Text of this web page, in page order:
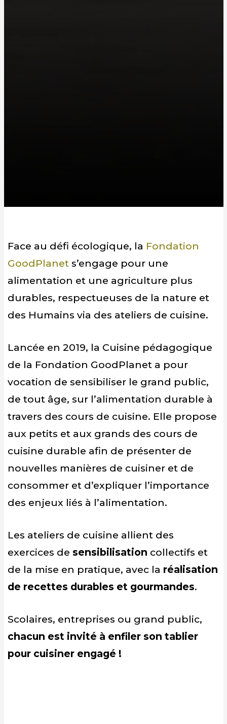
Face au défi écologique, la Fondation
GoodPlanet s’engage pour une
alimentation et une agriculture plus
durables, respectueuses de la nature et
des Humains via des ateliers de cuisine.
Lancée en 2019, la Cuisine pédagogique
de la Fondation GoodPlanet a pour
vocation de sensibiliser le grand public,
de tout âge, sur l’alimentation durable à
travers des cours de cuisine. Elle propose
aux petits et aux grands des cours de
cuisine durable afin de présenter de
nouvelles manières de cuisiner et de
consommer et d’expliquer l’importance
des enjeux liés à l’alimentation.
Les ateliers de cuisine allient des
exercices de sensibilisation collectifs et
de la mise en pratique, avec la réalisation
de recettes durables et gourmandes.
Scolaires, entreprises ou grand public,
chacun est invité à enfiler son tablier
pour cuisiner engagé !